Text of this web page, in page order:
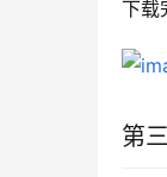
下载
第